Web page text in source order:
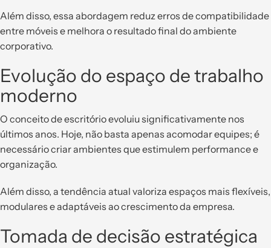
Além disso, essa abordagem reduz erros de compatibilidade
entre móveis e melhora o resultado final do ambiente
corporativo.
Evolução do espaço de trabalho
moderno
O conceito de escritório evoluiu significativamente nos
últimos anos. Hoje, não basta apenas acomodar equipes; é
necessário criar ambientes que estimulem performance e
organização.
Além disso, a tendência atual valoriza espaços mais flexíveis,
modulares e adaptáveis ao crescimento da empresa.
Tomada de decisão estratégica